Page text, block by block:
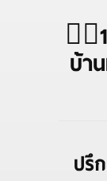
👉🏻
บ้า
ปรึ